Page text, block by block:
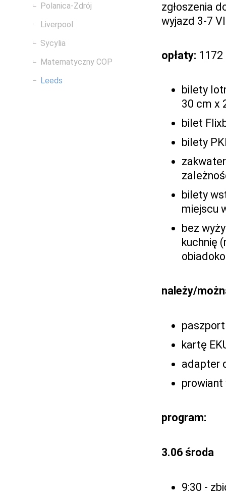
Polanica-Zdrój
Liverpool
Sycylia
Matematyczny COP
Leeds
zgłoszenia
wyjazd 3-7
opłaty: 1172
bilety
30 cm x
bilet
bilety
bilety
miejscu
bez
kuchnię
należy/
kartę
adapter
prowiant
program:
3.06 środa
9:30 -